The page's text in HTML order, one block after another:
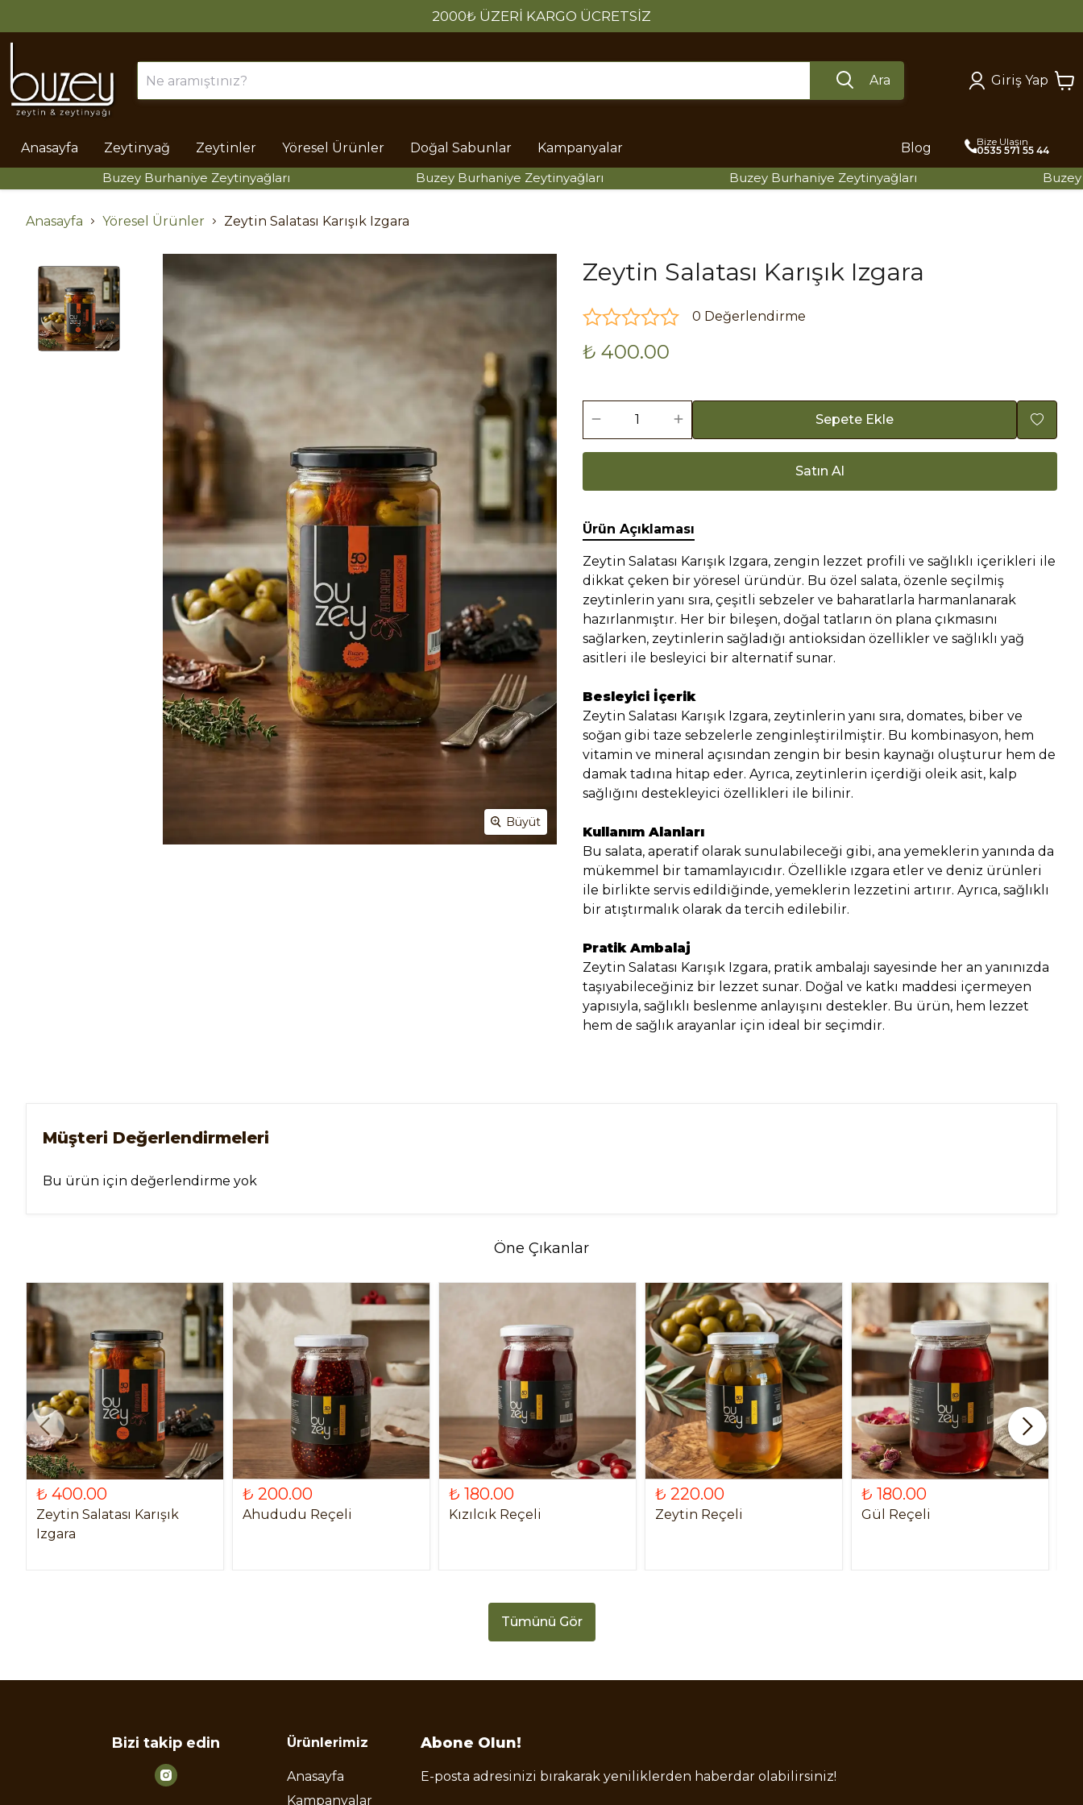
2000₺ ÜZERİ KARGO ÜCRETSİZ
Ara Giriş Yap
Anasayfa Zeytinyağ Zeytinler Yöresel Ürünler Doğal Sabunlar Kampanyalar Blog Bize Ulaşın
0535 571 55 44
Buzey Burhaniye Zeytinyağları Buzey Burhaniye Zeytinyağları Buzey Burhaniye Zeytinyağları Buzey
Anasayfa Yöresel Ürünler Zeytin Salatası Karışık Izgara
Büyüt
Zeytin Salatası Karışık Izgara
0 Değerlendirme
₺ 400.00
Sepete Ekle
Satın Al
Ürün Açıklaması
Zeytin Salatası Karışık Izgara, zengin lezzet profili ve sağlıklı içerikleri ile
dikkat çeken bir yöresel üründür. Bu özel salata, özenle seçilmiş
zeytinlerin yanı sıra, çeşitli sebzeler ve baharatlarla harmanlanarak
hazırlanmıştır. Her bir bileşen, doğal tatların ön plana çıkmasını
sağlarken, zeytinlerin sağladığı antioksidan özellikler ve sağlıklı yağ
asitleri ile besleyici bir alternatif sunar.
Besleyici İçerik
Zeytin Salatası Karışık Izgara, zeytinlerin yanı sıra, domates, biber ve
soğan gibi taze sebzelerle zenginleştirilmiştir. Bu kombinasyon, hem
vitamin ve mineral açısından zengin bir besin kaynağı oluşturur hem de
damak tadına hitap eder. Ayrıca, zeytinlerin içerdiği oleik asit, kalp
sağlığını destekleyici özellikleri ile bilinir.
Kullanım Alanları
Bu salata, aperatif olarak sunulabileceği gibi, ana yemeklerin yanında da
mükemmel bir tamamlayıcıdır. Özellikle ızgara etler ve deniz ürünleri
ile birlikte servis edildiğinde, yemeklerin lezzetini artırır. Ayrıca, sağlıklı
bir atıştırmalık olarak da tercih edilebilir.
Pratik Ambalaj
Zeytin Salatası Karışık Izgara, pratik ambalajı sayesinde her an yanınızda
taşıyabileceğiniz bir lezzet sunar. Doğal ve katkı maddesi içermeyen
yapısıyla, sağlıklı beslenme anlayışını destekler. Bu ürün, hem lezzet
hem de sağlık arayanlar için ideal bir seçimdir.
Müşteri Değerlendirmeleri
Bu ürün için değerlendirme yok
Öne Çıkanlar
₺ 400.00
Zeytin Salatası Karışık
Izgara
₺ 200.00
Ahududu Reçeli
₺ 180.00
Kızılcık Reçeli
₺ 220.00
Zeytin Reçeli
₺ 180.00
Gül Reçeli
Tümünü Gör
Bizi takip edin Ürünlerimiz
Anasayfa
Kampanyalar
Abone Olun!
E-posta adresinizi bırakarak yeniliklerden haberdar olabilirsiniz!